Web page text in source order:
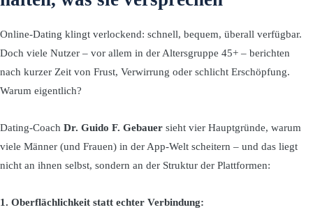
Online-Dating klingt verlockend: schnell, bequem, überall verfügbar.
Doch viele Nutzer – vor allem in der Altersgruppe 45+ – berichten
nach kurzer Zeit von Frust, Verwirrung oder schlicht Erschöpfung.
Warum eigentlich?
Dating-Coach Dr. Guido F. Gebauer sieht vier Hauptgründe, warum
viele Männer (und Frauen) in der App-Welt scheitern – und das liegt
nicht an ihnen selbst, sondern an der Struktur der Plattformen:
1. Oberflächlichkeit statt echter Verbindung: